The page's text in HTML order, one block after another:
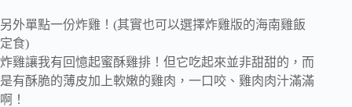
另外單點一份炸雞！(其實也可以選擇炸雞版的海南雞飯
定食)
炸雞讓我有回憶起蜜酥雞排！但它吃起來並非甜甜的，而
是有酥脆的薄皮加上軟嫩的雞肉，一口咬、雞肉肉汁滿滿
啊！